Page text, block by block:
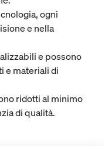
ogni
e nella
e possono
e materiali di
ridotti al minimo
di qualità.